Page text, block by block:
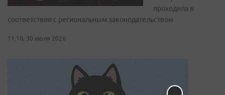
проходила в
соответствии с региональным законодательством
11:10, 30 июля 2026